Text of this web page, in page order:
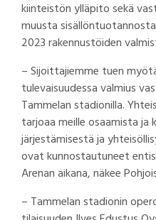
kiinteistön ylläpito sekä
muusta
2023 rakennustöiden
– Sijoittajiemme tuen
tulevaisuudessa valmius
Tammelan stadionilla.
tarjoaa meille osaamista
järjestämisestä ja
ovat kunnostautuneet
Arenan aikana, näkee
– Tammelan stadionin